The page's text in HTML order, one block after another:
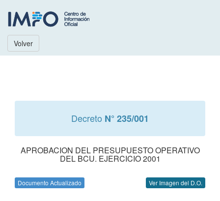
Volver
Decreto N° 235/001
APROBACION DEL PRESUPUESTO OPERATIVO
DEL BCU. EJERCICIO 2001
Documento Actualizado Ver Imagen del D.O.